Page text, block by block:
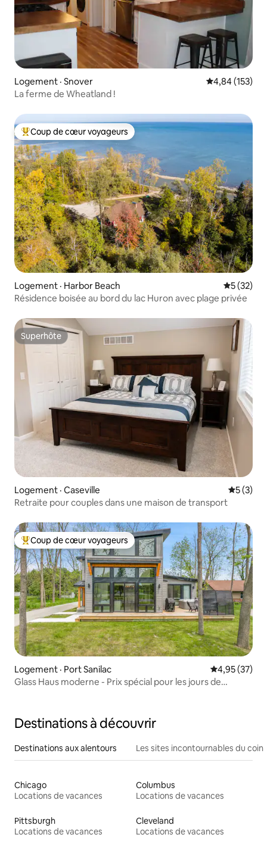
Logement · Snover Note
4,84 (153)
La ferme de Wheatland !
Coup de cœur voyageurs parmi les plus aimés
Coup de cœur voyageurs
Logement · Harbor Beach Note
5 (32)
Résidence boisée au bord du lac Huron avec plage privée
Superhôte
Superhôte
Logement · Caseville Note
5 (3)
Retraite pour couples dans une maison de transport
Coup de cœur voyageurs parmi les plus aimés
Coup de cœur voyageurs
Logement · Port Sanilac Note
4,95 (37)
Glass Haus moderne - Prix spécial pour les jours de
Destinations à découvrir
Destinations aux alentours Les sites incontournables du coin
Chicago
Locations de vacances
Columbus
Locations de vacances
Pittsburgh
Locations de vacances
Cleveland
Locations de vacances